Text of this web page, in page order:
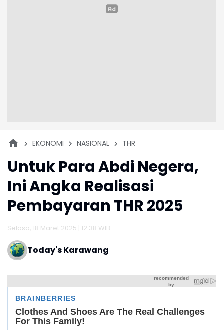
EKONOMI NASIONAL THR
Untuk Para Abdi Negera,
Ini Angka Realisasi
Pembayaran THR 2025
Selasa, 18 Maret 2025 | 12:38 WIB
Today's Karawang